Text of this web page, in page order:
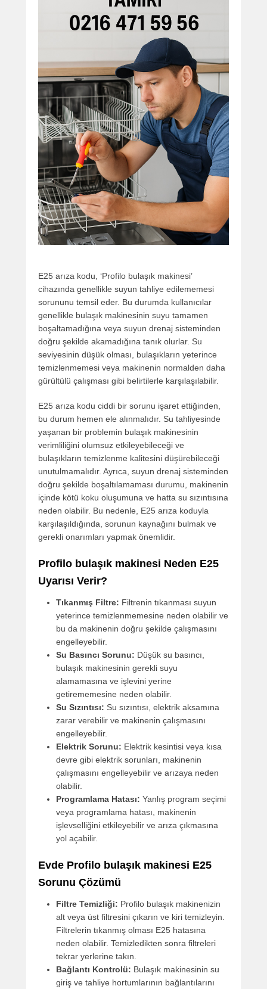
E25 arıza kodu, ‘Profilo bulaşık makinesi’
cihazında genellikle suyun tahliye edilememesi
sorununu temsil eder. Bu durumda kullanıcılar
genellikle bulaşık makinesinin suyu tamamen
boşaltamadığına veya suyun drenaj sisteminden
doğru şekilde akamadığına tanık olurlar. Su
seviyesinin düşük olması, bulaşıkların yeterince
temizlenmemesi veya makinenin normalden daha
gürültülü çalışması gibi belirtilerle karşılaşılabilir.
E25 arıza kodu ciddi bir sorunu işaret ettiğinden,
bu durum hemen ele alınmalıdır. Su tahliyesinde
yaşanan bir problemin bulaşık makinesinin
verimliliğini olumsuz etkileyebileceği ve
bulaşıkların temizlenme kalitesini düşürebileceği
unutulmamalıdır. Ayrıca, suyun drenaj sisteminden
doğru şekilde boşaltılamaması durumu, makinenin
içinde kötü koku oluşumuna ve hatta su sızıntısına
neden olabilir. Bu nedenle, E25 arıza koduyla
karşılaşıldığında, sorunun kaynağını bulmak ve
gerekli onarımları yapmak önemlidir.
Profilo bulaşık makinesi Neden E25
Uyarısı Verir?
Tıkanmış Filtre: Filtrenin tıkanması suyun
yeterince temizlenmemesine neden olabilir ve
bu da makinenin doğru şekilde çalışmasını
engelleyebilir.
Su Basıncı Sorunu: Düşük su basıncı,
bulaşık makinesinin gerekli suyu
alamamasına ve işlevini yerine
getirememesine neden olabilir.
Su Sızıntısı: Su sızıntısı, elektrik aksamına
zarar verebilir ve makinenin çalışmasını
engelleyebilir.
Elektrik Sorunu: Elektrik kesintisi veya kısa
devre gibi elektrik sorunları, makinenin
çalışmasını engelleyebilir ve arızaya neden
olabilir.
Programlama Hatası: Yanlış program seçimi
veya programlama hatası, makinenin
işlevselliğini etkileyebilir ve arıza çıkmasına
yol açabilir.
Evde Profilo bulaşık makinesi E25
Sorunu Çözümü
Filtre Temizliği: Profilo bulaşık makinenizin
alt veya üst filtresini çıkarın ve kiri temizleyin.
Filtrelerin tıkanmış olması E25 hatasına
neden olabilir. Temizledikten sonra filtreleri
tekrar yerlerine takın.
Bağlantı Kontrolü: Bulaşık makinesinin su
giriş ve tahliye hortumlarının bağlantılarını